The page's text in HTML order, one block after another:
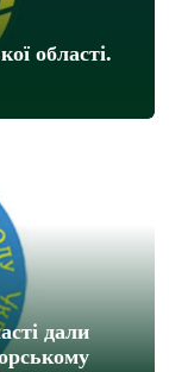
області.
дали